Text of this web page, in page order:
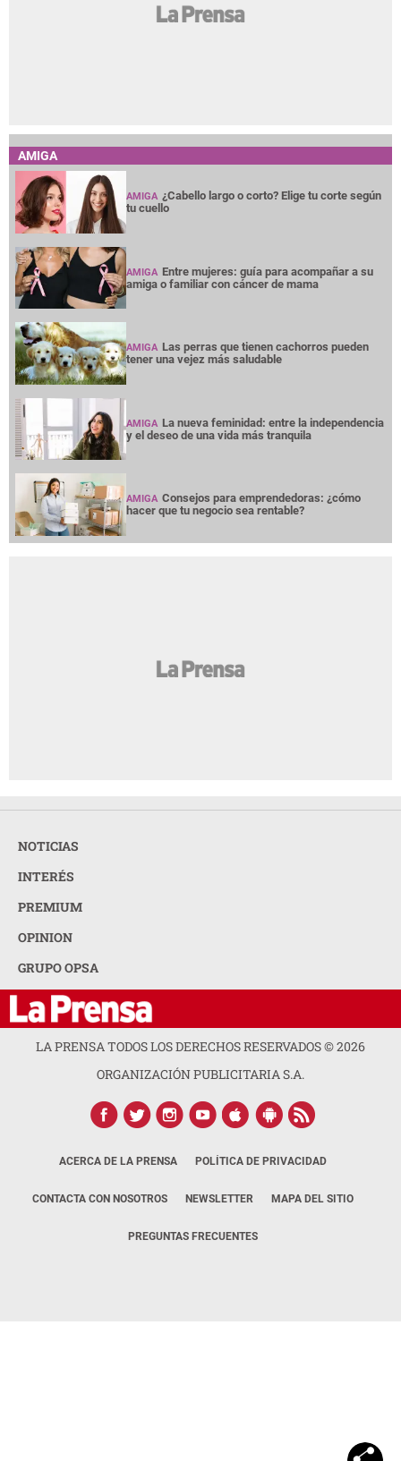
AMIGA
AMIGA ¿Cabello largo o corto? Elige tu corte según
tu cuello
AMIGA Entre mujeres: guía para acompañar a su
amiga o familiar con cáncer de mama
AMIGA Las perras que tienen cachorros pueden
tener una vejez más saludable
AMIGA La nueva feminidad: entre la independencia
y el deseo de una vida más tranquila
AMIGA Consejos para emprendedoras: ¿cómo
hacer que tu negocio sea rentable?
NOTICIAS
INTERÉS
PREMIUM
OPINION
GRUPO OPSA
LA PRENSA TODOS LOS DERECHOS RESERVADOS ©2026
ORGANIZACIÓN PUBLICITARIA S.A.
ACERCA DE LA PRENSA POLÍTICA DE PRIVACIDAD
CONTACTA CON NOSOTROS NEWSLETTER MAPA DEL SITIO
PREGUNTAS FRECUENTES